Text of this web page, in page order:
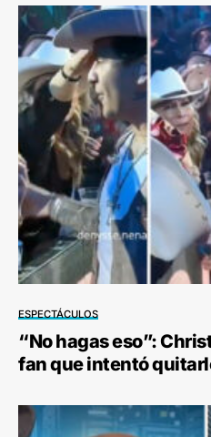
ESPECTÁCULOS
“No hagas eso”:
fan que intentó